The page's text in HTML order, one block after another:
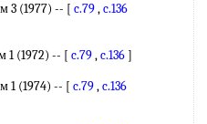
3 (1977) -- [ c.79,c.136
1 (1972) -- [ c.79,c.136]
1 (1974) -- [ c.79,c.136